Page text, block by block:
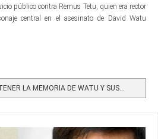
público contra Remus Tetu, quien era rector
central en el asesinato de David Watu
LA MEMORIA DE WATU Y SUS...